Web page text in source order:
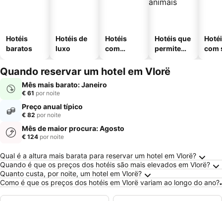
Hotéis
baratos
Hotéis de
luxo
Hotéis
com
Hotéis que
permitem
com
Quando reservar um hotel em Vlorë
Mês mais barato: Janeiro
€ 61 por noite
Preço anual típico
€ 82 por noite
Mês de maior procura: Agosto
€ 124 por noite
Perguntas Frequentes sobre Vlorë
Qual é a altura mais barata para reservar um hotel em Vlorë?
Quando é que os preços dos hotéis são mais elevados em Vlorë?
Quanto custa, por noite, um hotel em Vlorë?
Como é que os preços dos hotéis em Vlorë variam ao longo do ano?